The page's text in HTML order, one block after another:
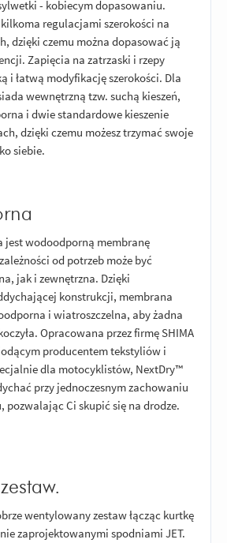
- kobiecym dopasowaniu.
regulacjami szerokości na
dzięki czemu można dopasować ją
Zapięcia na zatrzaski i rzepy
i łatwą modyfikację szerokości. Dla
wewnętrzną tzw. suchą kieszeń,
i dwie standardowe kieszenie
dzięki czemu możesz trzymać swoje
siebie.
jest wodoodporną membranę
od potrzeb może być
jak i zewnętrzna. Dzięki
konstrukcji, membrana
i wiatroszczelna, aby żadna
Opracowana przez firmę SHIMA
producentem tekstyliów i
dla motocyklistów, NextDry™
przy jednoczesnym zachowaniu
pozwalając Ci skupić się na drodze.
wentylowany zestaw łącząc kurtkę
zaprojektowanymi spodniami JET.